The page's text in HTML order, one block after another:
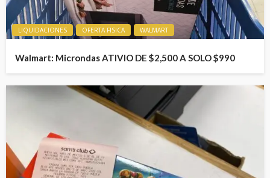
LIQUIDACIONES OFERTA FISICA WALMART
Walmart: Microndas ATIVIO DE $2,500 A SOLO $990